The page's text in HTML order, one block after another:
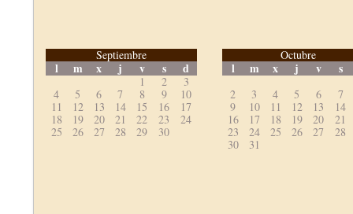
Septiembre
l m x j v s d
1 2
3
4
5 6 7 8 9
10
11
12 13 14 15 16
17
18
19 20 21 22 23
24
25
26 27 28 29 30
Octubre
l m x j v s
2 3 4 5 6
7
9
10 11 12 13
14
16
17 18 19 20
21
23
24 25 26 27
28
30
31